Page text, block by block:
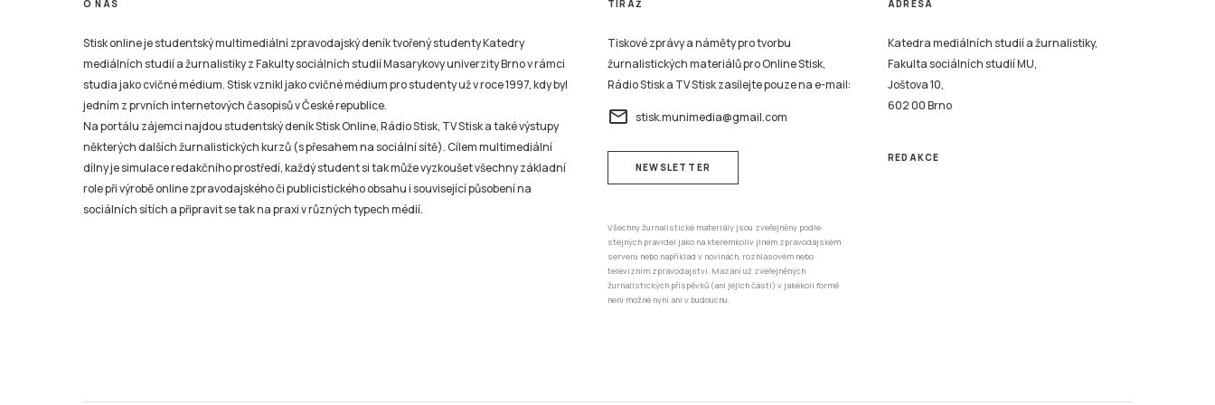
O NÁS
Stisk online je studentský multimediální zpravodajský deník tvořený studenty Katedry
mediálních studií a žurnalistiky z Fakulty sociálních studií Masarykovy univerzity Brno v rámci
studia jako cvičné médium. Stisk vznikl jako cvičné médium pro studenty už v roce 1997, kdy byl
jedním z prvních internetových časopisů v České republice.
Na portálu zájemci najdou studentský deník Stisk Online, Rádio Stisk, TV Stisk a také výstupy
některých dalších žurnalistických kurzů (s přesahem na sociální sítě). Cílem multimediální
dílny je simulace redakčního prostředí, každý student si tak může vyzkoušet všechny základní
role při výrobě online zpravodajského či publicistického obsahu i související působení na
sociálních sítích a připravit se tak na praxi v různých typech médií.
TIRÁŽ
Tiskové zprávy a náměty pro tvorbu
žurnalistických materiálů pro Online Stisk,
Rádio Stisk a TV Stisk zasílejte pouze na e-mail:
email stisk.munimedia@gmail.com
NEWSLETTER
Všechny žurnalistické materiály jsou zveřejněny podle
stejných pravidel jako na kterémkoliv jiném zpravodajském
serveru nebo například v novinách, rozhlasovém nebo
televizním zpravodajství. Mazání už zveřejněných
žurnalistických příspěvků (ani jejich částí) v jakékoli formě
není možné nyní ani v budoucnu.
ADRESA
Katedra mediálních studií a žurnalistiky,
Fakulta sociálních studií MU,
Joštova 10,
602 00 Brno
REDAKCE